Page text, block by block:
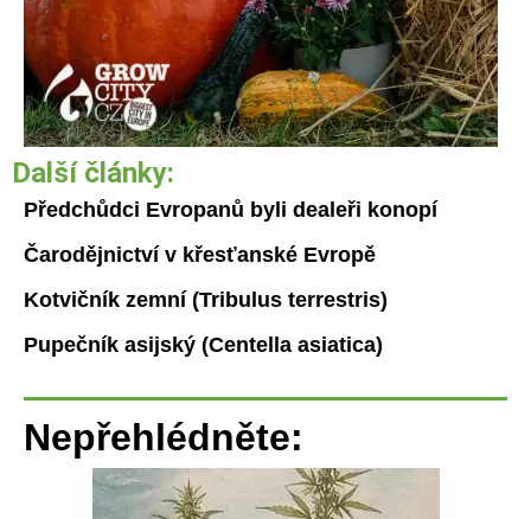
Další články:
Předchůdci Evropanů byli dealeři konopí
Čarodějnictví v křesťanské Evropě
Kotvičník zemní (Tribulus terrestris)
Pupečník asijský (Centella asiatica)
Nepřehlédněte: